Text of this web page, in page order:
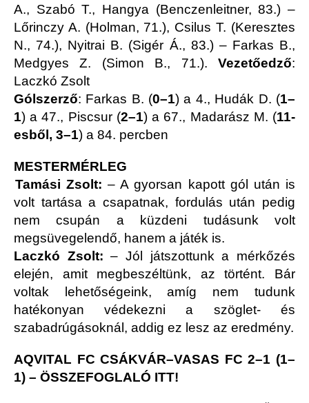
A., Szabó T., Hangya (Benczenleitner, 83.) –
Lőrinczy A. (Holman, 71.), Csilus T. (Keresztes
N., 74.), Nyitrai B. (Sigér Á., 83.) – Farkas B.,
Medgyes Z. (Simon B., 71.). Vezetőedző:
Laczkó Zsolt
Gólszerző: Farkas B. (0–1) a 4., Hudák D. (1–
1) a 47., Piscsur (2–1) a 67., Madarász M. (11-
esből, 3–1) a 84. percben
MESTERMÉRLEG
Tamási Zsolt: – A gyorsan kapott gól után is
volt tartása a csapatnak, fordulás után pedig
nem csupán a küzdeni tudásunk volt
megsüvegelendő, hanem a játék is.
Laczkó Zsolt:– Jól játszottunk a mérkőzés
elején, amit megbeszéltünk, az történt. Bár
voltak lehetőségeink, amíg nem tudunk
hatékonyan védekezni a szöglet- és
szabadrúgásoknál, addig ez lesz az eredmény.
AQVITAL FC CSÁKVÁR–VASAS FC 2–1 (1–
1) – ÖSSZEFOGLALÓ ITT!